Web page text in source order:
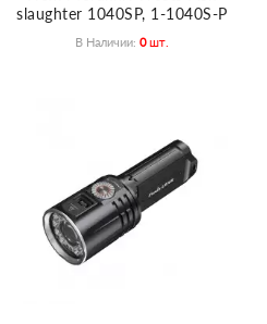
slaughter 1040SP, 1-1040S-Р
В Наличии: 0 Шт.